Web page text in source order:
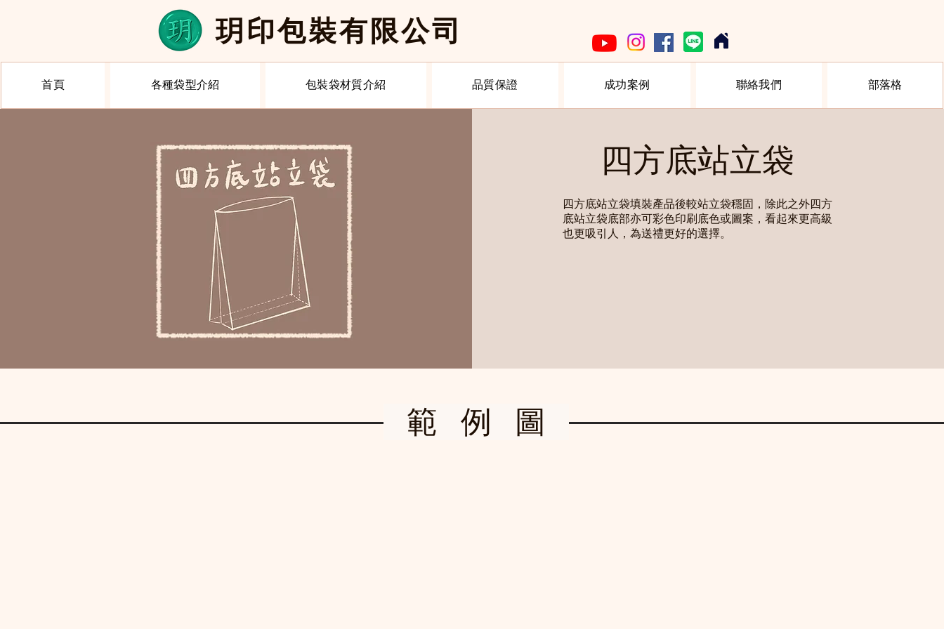
​玥印包裝有限公司
首頁 各種袋型介紹 包裝袋材質介紹 品質保證 成功案例 聯絡我們 部落格
< Back
四方底站立袋
四方底站立袋填裝產品後較站立袋穩固，除此之外四方
底站立袋底部亦可彩色印刷底色或圖案，看起來更高級
也更吸引人，為送禮更好的選擇。
範 例 圖